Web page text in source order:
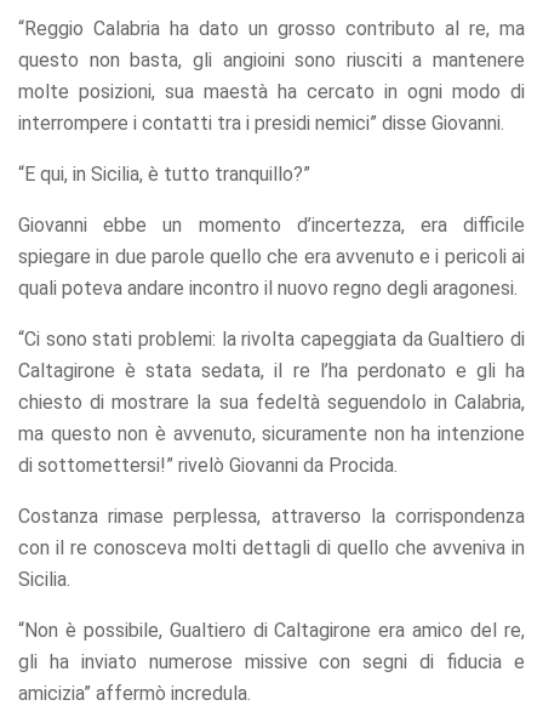
“Reggio Calabria ha dato un grosso contributo al re, ma
questo non basta, gli angioini sono riusciti a mantenere
molte posizioni, sua maestà ha cercato in ogni modo di
interrompere i contatti tra i presidi nemici” disse Giovanni.
“E qui, in Sicilia, è tutto tranquillo?”
Giovanni ebbe un momento d’incertezza, era difficile
spiegare in due parole quello che era avvenuto e i pericoli ai
quali poteva andare incontro il nuovo regno degli aragonesi.
“Ci sono stati problemi: la rivolta capeggiata da Gualtiero di
Caltagirone è stata sedata, il re l’ha perdonato e gli ha
chiesto di mostrare la sua fedeltà seguendolo in Calabria,
ma questo non è avvenuto, sicuramente non ha intenzione
di sottomettersi!” rivelò Giovanni da Procida.
Costanza rimase perplessa, attraverso la corrispondenza
con il re conosceva molti dettagli di quello che avveniva in
Sicilia.
“Non è possibile, Gualtiero di Caltagirone era amico del re,
gli ha inviato numerose missive con segni di fiducia e
amicizia” affermò incredula.